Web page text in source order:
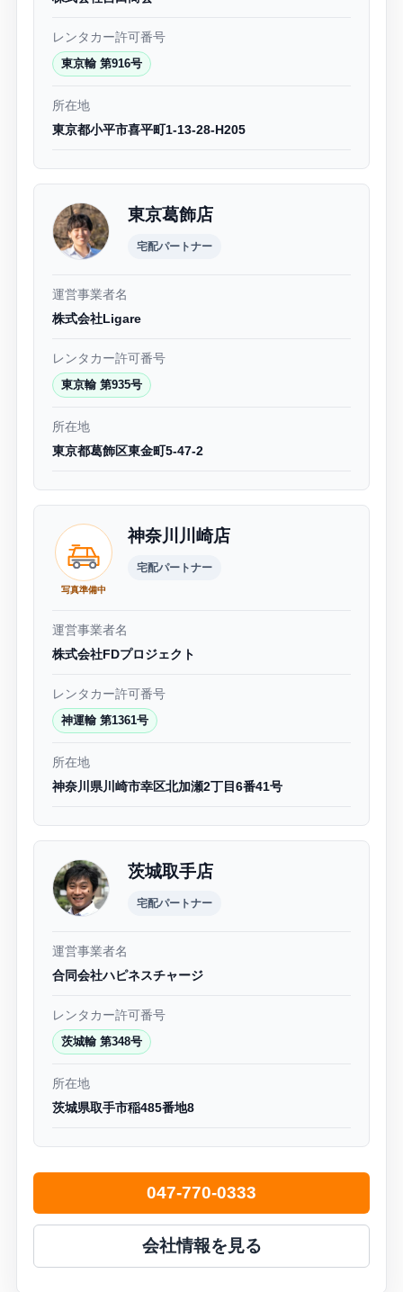
レンタカー許可番号
東京輸 第916号
所在地
東京都小平市喜平町1-13-28-H205
東京葛飾店
宅配パートナー
運営事業者名
株式会社Ligare
レンタカー許可番号
東京輸 第935号
所在地
東京都葛飾区東金町5-47-2
写真準備中
神奈川川崎店
宅配パートナー
運営事業者名
株式会社FDプロジェクト
レンタカー許可番号
神運輸 第1361号
所在地
神奈川県川崎市幸区北加瀬2丁目6番41号
茨城取手店
宅配パートナー
運営事業者名
合同会社ハピネスチャージ
レンタカー許可番号
茨城輸 第348号
所在地
茨城県取手市稲485番地8
047-770-0333
会社情報を見る